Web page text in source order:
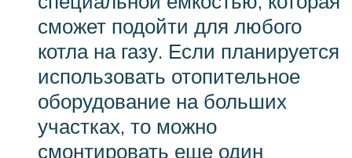
сможет подойти для любого
котла на газу. Если планируется
использовать отопительное
оборудование на больших
участках, то можно
смонтировать еще один